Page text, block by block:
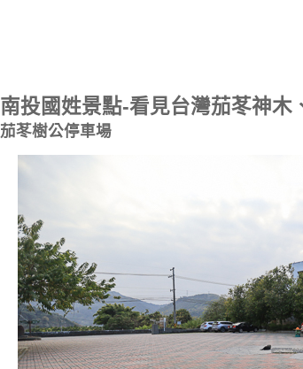
南投國姓景點-看見台灣茄苳神木
茄苳樹公停車場